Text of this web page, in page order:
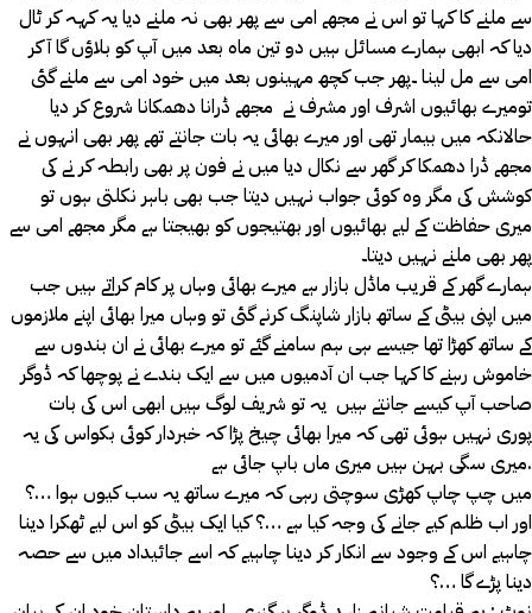
سے ملنے کا کہا تو اس نے مجھے امی سے پھر بھی نہ ملنے دیا یہ کہہ کر ٹال
دیا کہ ابھی ہمارے مسائل ہیں دو تین ماہ بعد میں آپ کو بلاؤں گا آ کر
امی سے مل لینا ۔پھر جب کچھ مہینوں بعد میں خود امی سے ملنے گئی
تومیرے بھائیوں اشرف اور مشرف نے مجھے ڈرانا دھمکانا شروع کر دیا
حالانکہ میں بیمار تھی اور میرے بھائی یہ بات جانتے تھے پھر بھی انہوں نے
مجھے ڈرا دھمکا کر گھر سے نکال دیا میں نے فون پر بھی رابطہ کر نے کی
کوشش کی مگر وہ کوئی جواب نہیں دیتا جب بھی باہر نکلتی ہوں تو
میری حفاظت کے لیے بھائیوں اور بھتیجوں کو بھیجتا ہے مگر مجھے امی سے
پھر بھی ملنے نہیں دیتا۔
ہمارے گھر کے قریب ماڈل بازار ہے میرے بھائی وہاں پر کام کراتے ہیں جب
میں اپنی بیٹی کے ساتھ بازار شاپنگ کرنے گئی تو وہاں میرا بھائی اپنے ملازموں
کے ساتھ کھڑا تھا جیسے ہی ہم سامنے گئے تو میرے بھائی نے ان بندوں سے
خاموش رہنے کا کہا جب ان آدمیوں میں سے ایک بندے نے پوچھا کہ ڈوگر
صاحب آپ کیسے جانتے ہیں یہ تو شریف لوگ ہیں ابھی اس کی بات
پوری نہیں ہوئی تھی کہ میرا بھائی چیخ پڑا کہ خبردار کوئی بکواس کی یہ
میری سگی بہن ہیں میری ماں باپ جائی ہے.
میں چپ چاپ کھڑی سوچتی رہی کہ میرے ساتھ یہ سب کیوں ہوا …؟
اور اب ظلم کیے جانے کی وجہ کیا ہے …؟ کیا ایک بیٹی کو اس لیے ٹھکرا دینا
چاہیے اس کے وجود سے انکار کر دینا چاہیے کہ اسے جائیداد میں سے حصہ
دینا پڑے گا …؟